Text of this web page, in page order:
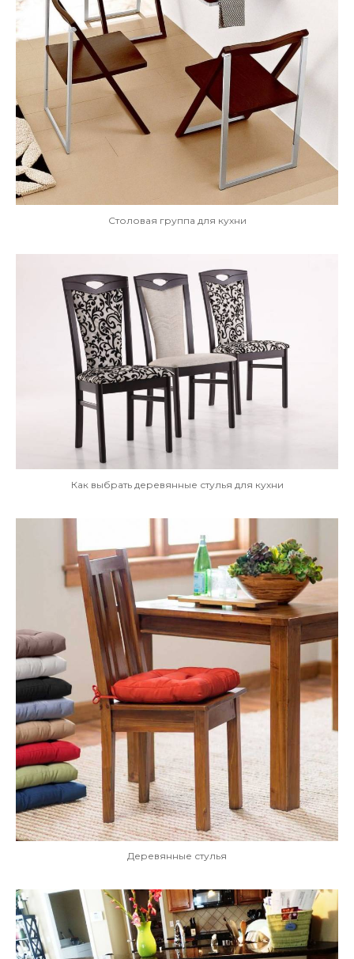
Столовая группа для кухни
Как выбрать деревянные стулья для кухни
Деревянные стулья